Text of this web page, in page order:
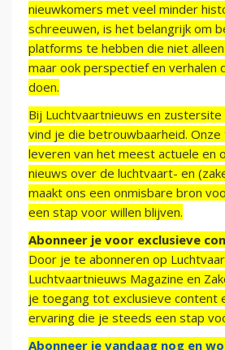
nieuwkomers met veel minder
schreeuwen, is het belangrijk om
platforms te hebben die niet
maar ook perspectief en verhalen
doen.
Bij Luchtvaartnieuws en zustersite
vind je die betrouwbaarheid.
leveren van het meest actuele en
nieuws over de luchtvaart- en
maakt ons een onmisbare bron
een stap voor willen blijven.
Abonneer je voor exclusieve
Door je te abonneren op
Luchtvaartnieuws Magazine en
je toegang tot exclusieve content
ervaring die je steeds een stap
Abonneer je vandaag nog en